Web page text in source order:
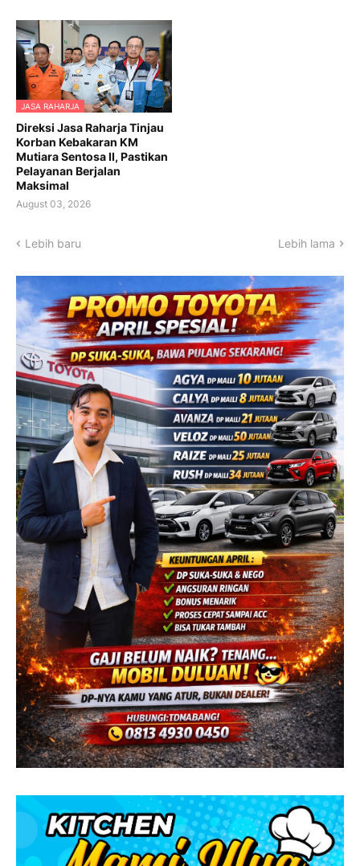
JASA RAHARJA
Direksi Jasa Raharja Tinjau
Korban Kebakaran KM
Mutiara Sentosa II, Pastikan
Pelayanan Berjalan
Maksimal
August 03, 2026
Lebih baru Lebih lama